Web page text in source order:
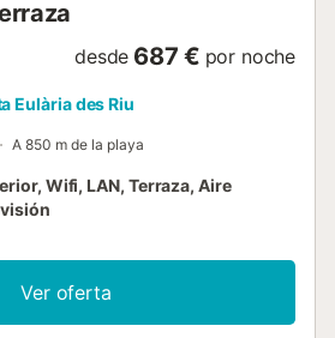
desde 687 € por noche
Eulària des Riu
A 850 m de la playa
Wifi, LAN, Terraza, Aire
Ver oferta